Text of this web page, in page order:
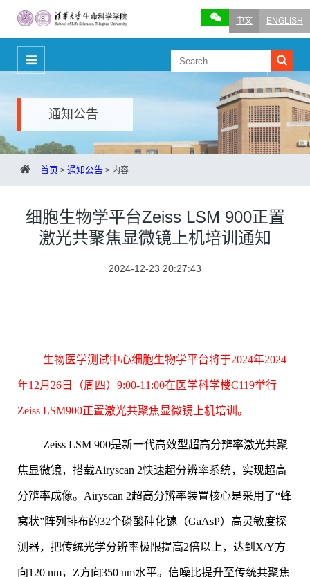
中文 ENGLISH
通知公告
首页 > 通知公告 > 内容
细胞生物学平台Zeiss LSM 900正置
激光共聚焦显微镜上机培训通知
2024-12-23 20:27:43
生物医学测试中心细胞生物学平台将于2024年2024
年12月26日（周四）9:00-11:00在医学科学楼C119举行
Zeiss LSM900正置激光共聚焦显微镜上机培训。
Zeiss LSM 900是新一代高效型超高分辨率激光共聚
焦显微镜，搭载Airyscan 2快速超分辨率系统，实现超高
分辨率成像。 Airyscan 2超高分辨率装置核心是采用了“蜂
窝状”阵列排布的32个磷酸砷化镓（GaAsP）高灵敏度探
测器，把传统光学分辨率极限提高2倍以上，达到X/Y方
向120 nm，Z方向350 nm水平。信噪比提升至传统共聚焦